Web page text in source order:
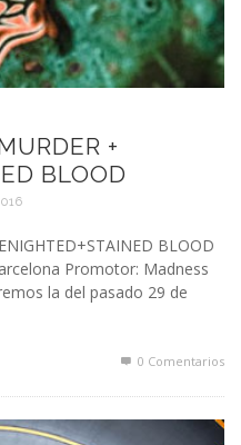
+
BLOOD
BLOOD
Promotor: Madness
la del pasado 29 de
0 Comentarios